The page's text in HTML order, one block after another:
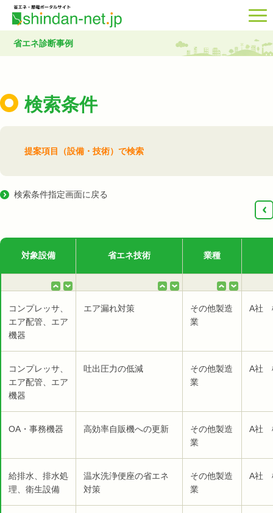
省エネ診断事例
検索条件
提案項目（設備・技術）で検索
検索条件指定画面に戻る
‹
対象設備 省エネ技術 業種
コンプレッサ、
エア配管、エア
機器
エア漏れ対策
その他製造
業
A社
コンプレッサ、
エア配管、エア
機器
吐出圧力の低減
その他製造
業
A社
OA・事務機器 高効率自販機への更新
その他製造
業
A社
給排水、排水処
理、衛生設備
温水洗浄便座の省エネ
対策
その他製造
業
A社